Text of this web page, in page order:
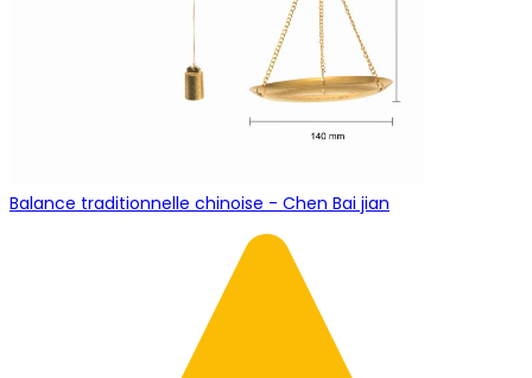
Balance traditionnelle chinoise - Chen Bai jian